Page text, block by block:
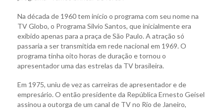
Na década de 1960 tem início o programa com seu nome na
TV Globo, o Programa Silvio Santos, que inicialmente era
exibido apenas para a praça de São Paulo. A atração só
passaria a ser transmitida em rede nacional em 1969. O
programa tinha oito horas de duração e tornou o
apresentador uma das estrelas da TV brasileira.
Em 1975, uniu de vez as carreiras de apresentador e de
empresário. O então presidente da República Ernesto Geisel
assinou a outorga de um canal de TV no Rio de Janeiro,